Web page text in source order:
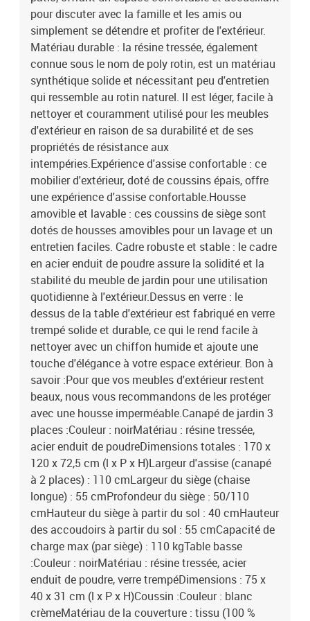
(L x l)Dimensions du coussin de siège (chaise longue) : 110 x 55
cm (L x l)Assemblage requis : oui La livraison contient :1 x canapé
de jardin 3 places1 x table basse2 x coussin d'assise avec housse
amovible et lavable3 x coussin de dossier
pour discuter avec la famille et les amis ou
simplement se détendre et profiter de l'extérieur.
Matériau durable : la résine tressée, également
connue sous le nom de poly rotin, est un matériau
synthétique solide et nécessitant peu d'entretien
qui ressemble au rotin naturel. Il est léger, facile à
nettoyer et couramment utilisé pour les meubles
d'extérieur en raison de sa durabilité et de ses
propriétés de résistance aux
intempéries.Expérience d'assise confortable : ce
mobilier d'extérieur, doté de coussins épais, offre
une expérience d'assise confortable.Housse
amovible et lavable : ces coussins de siège sont
dotés de housses amovibles pour un lavage et un
entretien faciles. Cadre robuste et stable : le cadre
en acier enduit de poudre assure la solidité et la
stabilité du meuble de jardin pour une utilisation
quotidienne à l'extérieur.Dessus en verre : le
dessus de la table d'extérieur est fabriqué en verre
trempé solide et durable, ce qui le rend facile à
nettoyer avec un chiffon humide et ajoute une
touche d'élégance à votre espace extérieur. Bon à
savoir :Pour que vos meubles d'extérieur restent
beaux, nous vous recommandons de les protéger
avec une housse imperméable.Canapé de jardin 3
places :Couleur : noirMatériau : résine tressée,
acier enduit de poudreDimensions totales : 170 x
120 x 72,5 cm (l x P x H)Largeur d'assise (canapé
à 2 places) : 110 cmLargeur du siège (chaise
longue) : 55 cmProfondeur du siège : 50/110
cmHauteur du siège à partir du sol : 40 cmHauteur
des accoudoirs à partir du sol : 55 cmCapacité de
charge max (par siège) : 110 kgTable basse
:Couleur : noirMatériau : résine tressée, acier
enduit de poudre, verre trempéDimensions : 75 x
40 x 31 cm (l x P x H)Coussin :Couleur : blanc
crèmeMatériau de la couverture : tissu (100 %